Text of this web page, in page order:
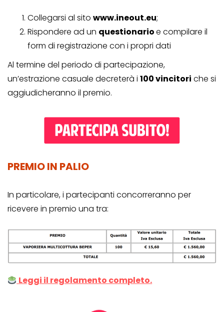
Collegarsi al sito www.ineout.eu;
Rispondere ad un questionarioe compilare il
form di registrazione con i propri dati
Al termine del periodo di partecipazione,
un’estrazione casuale decreterà i 100 vincitori che si
aggiudicheranno il premio.
PREMIO IN PALIO
In particolare, i partecipanti concorreranno per
ricevere in premio una tra:
Leggi il regolamento completo.